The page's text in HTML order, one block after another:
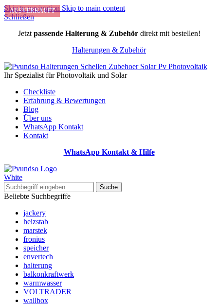
Skip to navigation Skip to main content
Schließen
Jetzt passende Halterung & Zubehördirekt mit bestellen!
Halterungen & Zubehör
Ihr Spezialist für Photovoltaik und Solar
Checkliste
Erfahrung & Bewertungen
Blog
Über uns
WhatsApp Kontakt
Kontakt
WhatsApp Kontakt & Hilfe
Suche
Beliebte Suchbegriffe
jackery
heizstab
marstek
fronius
speicher
envertech
halterung
balkonkraftwerk
warmwasser
VOLTRADER
wallbox
AUSVERKAUFT